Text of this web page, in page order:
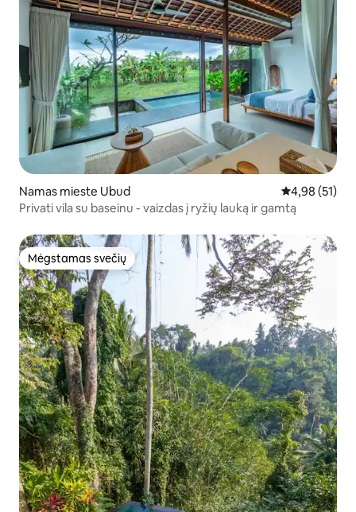
Namas mieste Ubud Vidutinis
4,98 (51)
Privati vila su baseinu - vaizdas į ryžių lauką ir gamtą
Mėgstamas svečių
Mėgstamas svečių